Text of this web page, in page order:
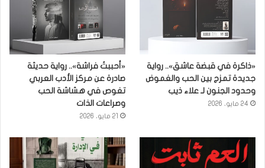
«ذاكرة في قبضة عاشق».. رواية
جديدة تمزج بين الحب والغموض
وحدود الجنون لـ علاء ذيب
24 مايو، 2026
«أحببتُ فراشة».. رواية حديثة
صادرة عن مركز الأدب العربي
تغوص في هشاشة الحب
وصراعات الذات
21 مايو، 2026